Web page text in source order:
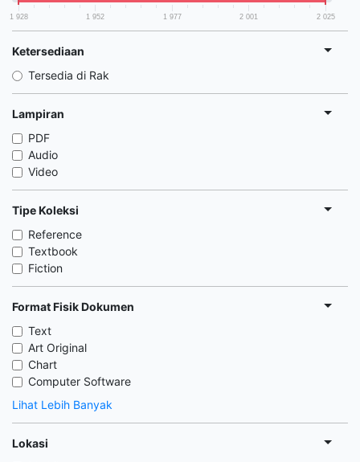
1 928 1 952 1 977 2 001 2 025
Ketersediaan
Tersedia di Rak
Lampiran
PDF
Audio
Video
Tipe Koleksi
Reference
Textbook
Fiction
Format Fisik Dokumen
Text
Art Original
Chart
Computer Software
Lihat Lebih Banyak
Lokasi